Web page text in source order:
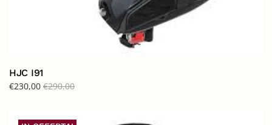
HJC I91
€230,00 €290,00